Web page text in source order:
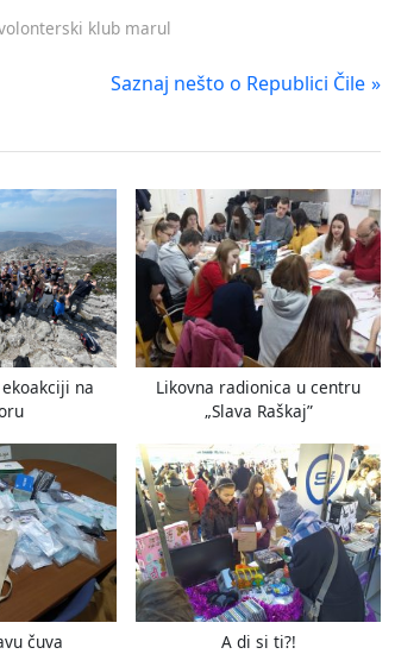
klub marul
N
P
s
t
:
Saznaj nešto o Republici Čile
na
Likovna radionica u centru
„Slava Raškaj”
čuva A di si ti?!